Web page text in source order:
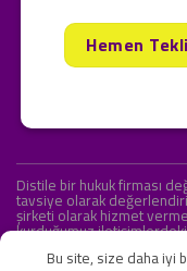
Hemen
Distile bir hukuk firması
tavsiye olarak
şirketi olarak hizmet
kurduğumuz
Bu site, size daha iyi